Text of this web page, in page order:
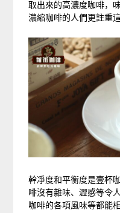
取出來的高濃度咖啡，
濃縮咖啡的人們更註重
幹凈度和平衡度是壹杯
啡沒有雜味、澀感等令
咖啡的各項風味等都能